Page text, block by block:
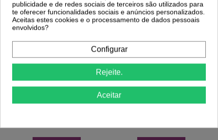
Depilação Corporal – 100un
1,99 €
Elegância
7,20 €9,59 €
publicidade e de redes sociais de terceiros são utilizados para
te oferecer funcionalidades sociais e anúncios personalizados.
Aceitas estes cookies e o processamento de dados pessoais
envolvidos?
Configurar
Rejeite.
Aceitar